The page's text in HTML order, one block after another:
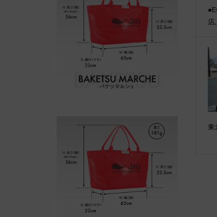
店
東